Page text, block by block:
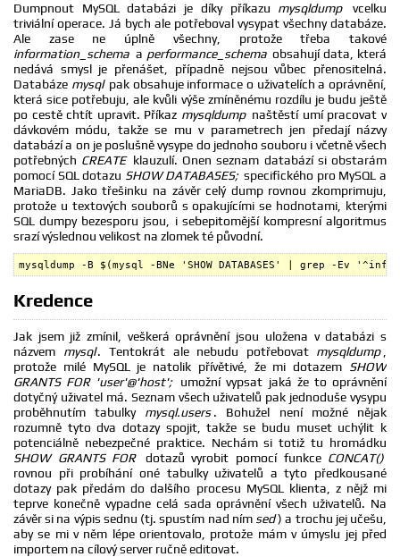
Dumpnout MySQL databázi je díky příkazu mysqldump
vcelku
triviální operace. Já bych ale potřeboval vysypat všechny databáze.
Ale zase ne úplně všechny, protože třeba takové
information_schema a performance_schema obsahují data, která
nedává smysl je přenášet, případně nejsou vůbec přenositelná.
Databáze mysql pak obsahuje informace o uživatelích a oprávnění,
která sice potřebuju, ale kvůli výše zmíněnému rozdílu je budu ještě
po cestě chtít upravit. Příkaz mysqldump naštěstí umí pracovat v
dávkovém módu, takže se mu v parametrech jen předají názvy
databází a on je poslušně vysype do jednoho souboru i včetně všech
potřebných CREATE klauzulí. Onen seznam databází si obstarám
pomocí SQL dotazu SHOW DATABASES; specifického pro MySQL a
MariaDB. Jako třešinku na závěr celý dump rovnou zkomprimuju,
protože u textových souborů s opakujícími se hodnotami, kterými
SQL dumpy bezesporu jsou, i sebepitomější kompresní algoritmus
srazí výslednou velikost na zlomek té původní.
mysqldump -B $(mysql -BNe 'SHOW DATABASES' | grep -Ev
Kredence
Jak jsem již zmínil, veškerá oprávnění jsou uložena v databázi s
názvem mysql . Tentokrát ale nebudu potřebovat mysqldump
protože milé MySQL je natolik přívětivé, že mi dotazem SHOW
GRANTS FOR 'user'@'host';
umožní vypsat jaká že to oprávnění
dotyčný uživatel má. Seznam všech uživatelů pak jednoduše vysypu
proběhnutím tabulky mysql.users . Bohužel není možné nějak
rozumně tyto dva dotazy spojit, takže se budu muset uchýlit k
potenciálně nebezpečné praktice. Nechám si totiž tu hromádku
SHOW GRANTS FOR
dotazů vyrobit pomocí funkce CONCAT()
rovnou při probíhání oné tabulky uživatelů a tyto předkousané
dotazy pak předám do dalšího procesu MySQL klienta, z nějž mi
teprve konečně vypadne celá sada oprávnění všech uživatelů. Na
závěr si na výpis sednu (tj. spustím nad ním sed) a trochu jej učešu,
aby se mi v něm lépe orientovalo, protože mám v úmyslu jej před
importem na cílový server ručně editovat.